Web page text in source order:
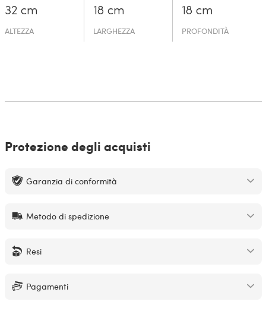
32 cm
ALTEZZA
18 cm
LARGHEZZA
18 cm
PROFONDITÀ
Protezione degli acquisti
Garanzia di conformità
Metodo di spedizione
Resi
Pagamenti